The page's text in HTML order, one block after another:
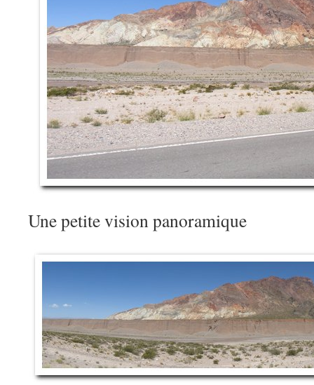
Une petite vision panoramique